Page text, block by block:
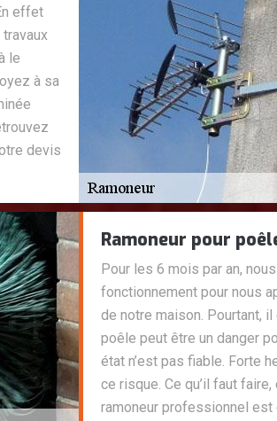
effet
le
à sa
devis
Ramoneur pour
Pour les 6 mois par an,
fonctionnement pour nous
de notre maison. Pourtant,
poêle peut être un danger
état n’est pas fiable. Forte
ce risque. Ce qu’il faut
ramoneur professionnel